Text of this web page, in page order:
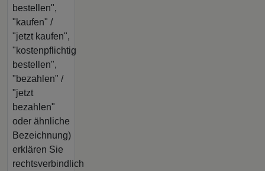
bestellen",
"kaufen" /
"jetzt kaufen",
"kostenpflichtig
bestellen",
"bezahlen" /
"jetzt
bezahlen"
oder ähnliche
Bezeichnung)
erklären Sie
rechtsverbindlich